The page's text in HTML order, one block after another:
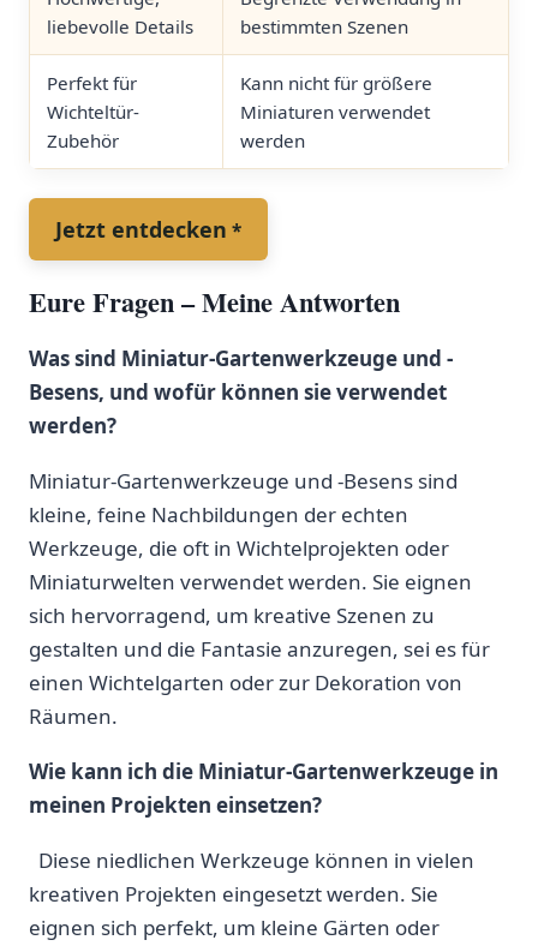
liebevolle Details
bestimmten Szenen
Perfekt für
Wichteltür-
Zubehör
Kann nicht für größere
Miniaturen verwendet
werden
Jetzt entdecken
Eure Fragen – Meine Antworten
Was sind Miniatur-Gartenwerkzeuge und -
Besens, und wofür können sie verwendet
werden?
Miniatur-Gartenwerkzeuge‍ und -Besens sind
kleine, feine ​Nachbildungen der echten
Werkzeuge, die​ oft ‌in Wichtelprojekten oder
Miniaturwelten verwendet werden. Sie eignen
sich hervorragend, um kreative Szenen zu
gestalten und ​die Fantasie anzuregen, sei es ‌für
einen Wichtelgarten oder zur Dekoration von
Räumen.
Wie kann ich die Miniatur-Gartenwerkzeuge in
meinen Projekten einsetzen?
​ ‌ Diese niedlichen Werkzeuge können in‍ vielen
kreativen Projekten eingesetzt ⁢werden. Sie
eignen sich perfekt, um kleine Gärten oder